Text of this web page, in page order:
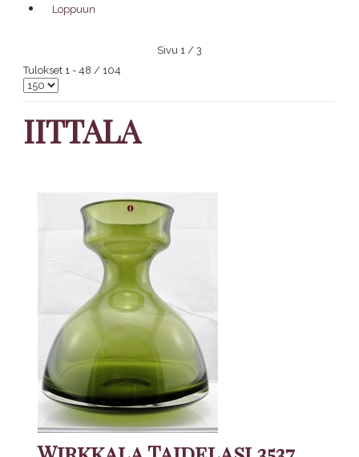
Loppuun
Sivu 1 / 3
Tulokset 1 - 48 / 104
IITTALA